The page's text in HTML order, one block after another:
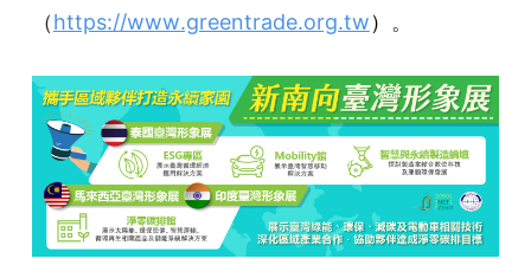
（https://www.greentrade.org.tw） 。